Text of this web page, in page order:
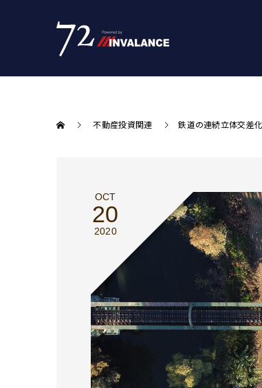
不動産投資関連 鉄道の連続立体交差化
OCT
20
2020